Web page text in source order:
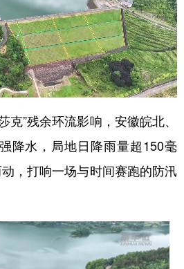
金融 汽车
信息化 数字经济
银龄 溯源中国
时尚 悦读
亚太网 上市公司
”残余环流影响，安徽皖北、
降水，局地日降雨量超150毫
，打响一场与时间赛跑的防汛